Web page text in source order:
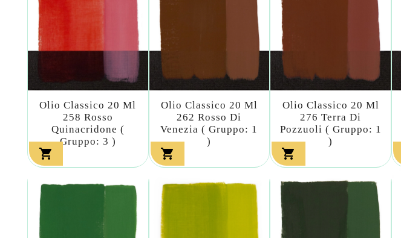
Olio Classico 20 Ml
258 Rosso
Quinacridone (
Gruppo: 3 )

Olio Classico 20 Ml
262 Rosso Di
Venezia ( Gruppo: 1
)

Olio Classico 20 Ml
276 Terra Di
Pozzuoli ( Gruppo: 1
)
